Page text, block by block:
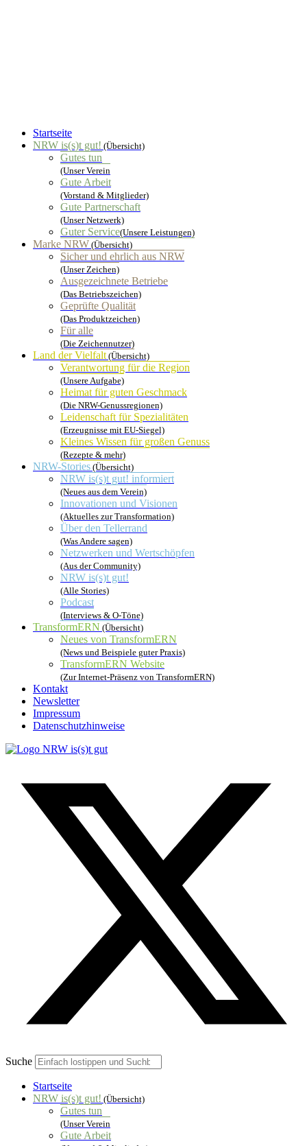
Startseite
NRW is(s)t gut! (Übersicht)
Gutes tun
(Unser Verein
Gute Arbeit
(Vorstand & Mitglieder)
Gute Partnerschaft
(Unser Netzwerk)
Guter Service(Unsere Leistungen)
Marke NRW (Übersicht)
Sicher und ehrlich aus NRW
(Unser Zeichen)
Ausgezeichnete Betriebe
(Das Betriebszeichen)
Geprüfte Qualität
(Das Produktzeichen)
Für alle
(Die Zeichennutzer)
Land der Vielfalt(Übersicht)
Verantwortung für die Region
(Unsere Aufgabe)
Heimat für guten Geschmack
(Die NRW-Genussregionen)
Leidenschaft für Spezialitäten
(Erzeugnisse mit EU-Siegel)
Kleines Wissen für großen Genuss
(Rezepte & mehr)
NRW-Stories (Übersicht)
NRW is(s)t gut! informiert
(Neues aus dem Verein)
Innovationen und Visionen
(Aktuelles zur Transformation)
Über den Tellerrand
(Was Andere sagen)
Netzwerken und Wertschöpfen
(Aus der Community)
NRW is(s)t gut!
(Alle Stories)
Podcast
(Interviews & O-Töne)
TransformERN (Übersicht)
Neues von TransformERN
(News und Beispiele guter Praxis)
TransformERN Website
(Zur Internet-Präsenz von TransformERN)
Kontakt
Newsletter
Impressum
Datenschutzhinweise
Suche
Startseite
NRW is(s)t gut! (Übersicht)
Gutes tun
(Unser Verein
Gute Arbeit